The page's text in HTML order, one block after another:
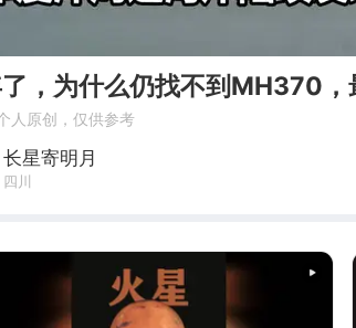
，为什么仍找不到MH370
人原创，仅供参考
长星寄明月
四川